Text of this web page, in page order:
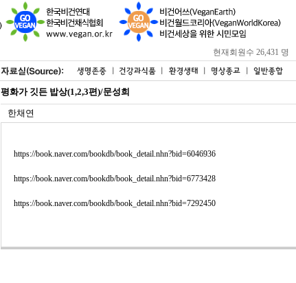
현재회원수 26,431 명
평화가 깃든 밥상(1,2,3편)/문성희
한채연
https://book.naver.com/bookdb/book_detail.nhn?bid=6046936
https://book.naver.com/bookdb/book_detail.nhn?bid=6773428
https://book.naver.com/bookdb/book_detail.nhn?bid=7292450